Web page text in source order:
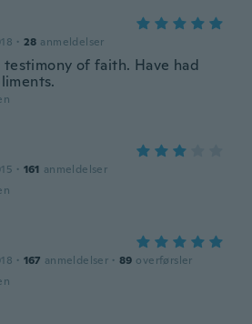
· 28 anmeldelser
of faith. Have had
· 161 anmeldelser
· 167 anmeldelser · 89 overførsler